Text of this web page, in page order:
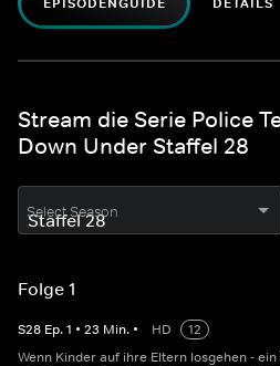
Stream die Serie Police
Down Under Staffel 28
Select Season
Folge 1
S28 Ep.1 • 23 Min. • HD
12
Wenn Kinder auf ihre Eltern losgehen -